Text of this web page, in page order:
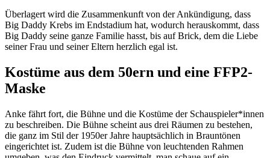
Überlagert wird die Zusammenkunft von der Ankündigung, dass
Big Daddy Krebs im Endstadium hat, wodurch herauskommt, dass
Big Daddy seine ganze Familie hasst, bis auf Brick, dem die Liebe
seiner Frau und seiner Eltern herzlich egal ist.
Kostüme aus dem 50ern und eine FFP2-
Maske
Anke fährt fort, die Bühne und die Kostüme der Schauspieler*innen
zu beschreiben. Die Bühne scheint aus drei Räumen zu bestehen,
die ganz im Stil der 1950er Jahre hauptsächlich in Brauntönen
eingerichtet ist. Zudem ist die Bühne von leuchtenden Rahmen